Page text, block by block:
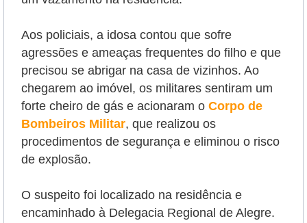
Aos policiais, a idosa contou que sofre
agressões e ameaças frequentes do filho e que
precisou se abrigar na casa de vizinhos. Ao
chegarem ao imóvel, os militares sentiram um
forte cheiro de gás e acionaram o Corpo de
Bombeiros Militar, que realizou os
procedimentos de segurança e eliminou o risco
de explosão.
O suspeito foi localizado na residência e
encaminhado à Delegacia Regional de Alegre.